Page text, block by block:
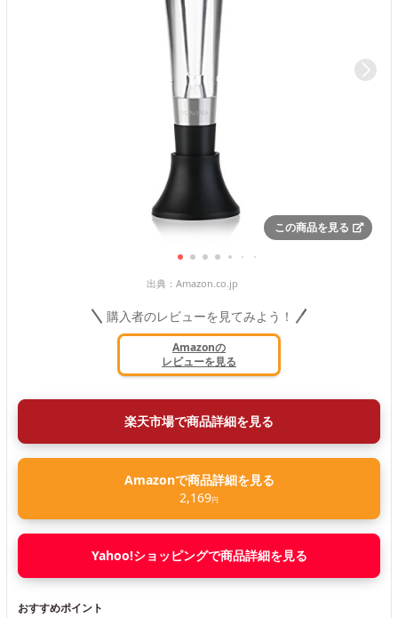
この商品を見る
出典： Amazon.co.jp
購入者のレビューを見てみよう！
Amazonの
レビューを見る
楽天市場で商品詳細を見る
Amazonで商品詳細を見る
2,169円
Yahoo!ショッピングで商品詳細を見る
おすすめポイント